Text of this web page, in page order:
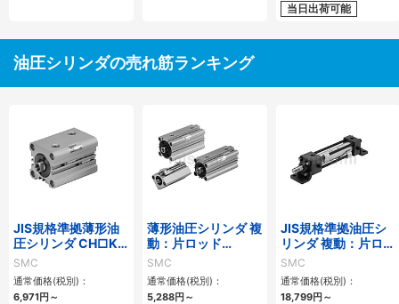
当日出荷可能
油圧シリンダの売れ筋ランキング
JIS規格準拠薄形油
圧シリンダ CH□KD
シリーズ
SMC
通常価格(税別)：
6,971円 ～
薄形油圧シリンダ 複
動：片ロッド
CH□QBシリーズ
SMC
通常価格(税別)：
5,288円 ～
JIS規格準拠油圧シ
リンダ 複動：片ロッ
ド CH2E・CH2F・
CH2G・CH2Hシリ
ーズ
SMC
通常価格(税別)：
18,799円 ～